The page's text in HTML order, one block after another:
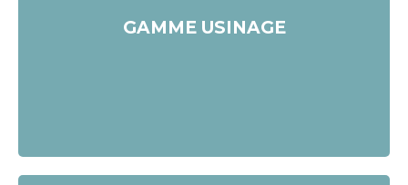
GAMME USINAGE
Postuler